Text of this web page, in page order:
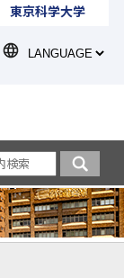
東京科学大学